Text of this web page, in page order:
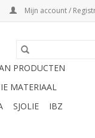
Mijn account /
PRODUCTEN
MATERIAAL
SJOLIE
IBZ